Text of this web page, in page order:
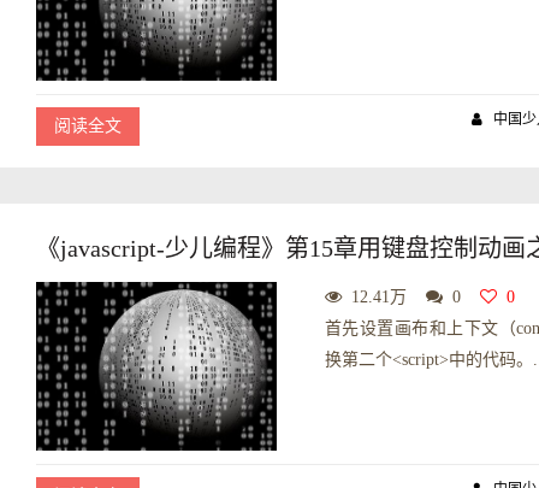
阅读全文 中国
《javascript-少儿编程》第15章用键盘控制动画
12.41万 0 0
首先设置画布和上下文（
换第二个<script>中的代码。